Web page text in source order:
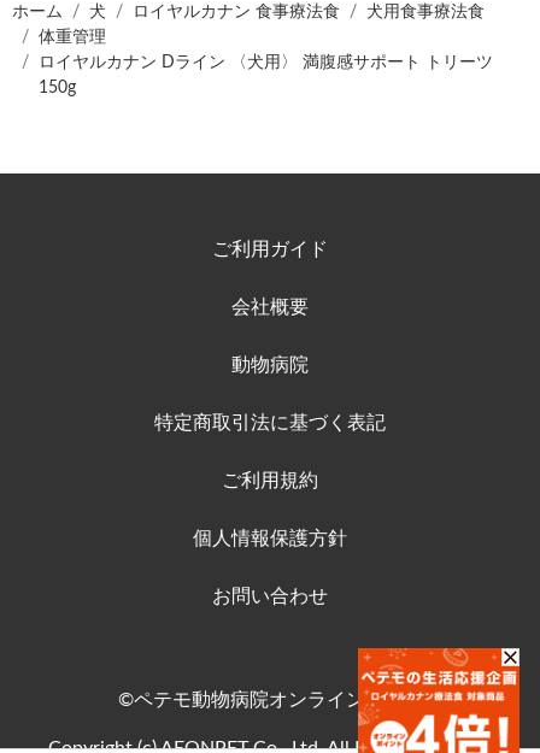
ホーム 犬 ロイヤルカナン 食事療法食
犬用食事療法食
体重管理
ロイヤルカナン Dライン 〈犬用〉 満腹感サポート トリーツ
150g
ご利用ガイド
会社概要
動物病院
特定商取引法に基づく表記
ご利用規約
個人情報保護方針
お問い合わせ
©ペテモ動物病院オンラインストア
Copyright (c) AEONPET Co., Ltd. All Rights Reserved.